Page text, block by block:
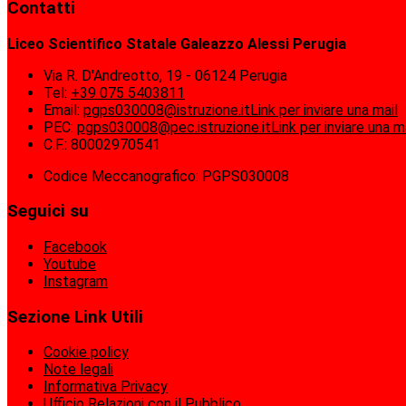
Contatti
Liceo Scientifico Statale Galeazzo Alessi Perugia
Via R. D'Andreotto, 19 - 06124 Perugia
Tel: +39 075 5403811
Email: pgps030008@istruzione.itLink per inviare una mail
PEC: pgps030008@pec.istruzione.itLink per inviare una
C.F.: 80002970541
Codice Meccanografico: PGPS030008
Seguici su
Facebook
Youtube
Instagram
Sezione Link Utili
Cookie policy
Note legali
Informativa Privacy